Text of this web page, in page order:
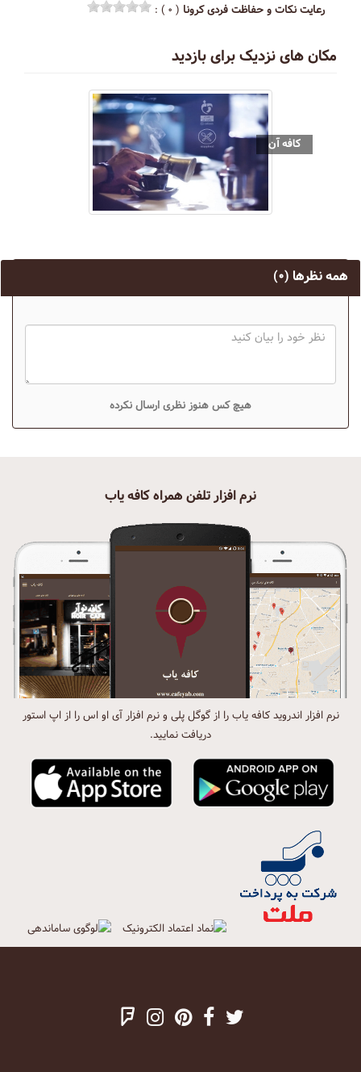
رعایت نکات و حفاظت فردی کرونا ( ۰ ) :
مکان های نزدیک برای بازدید
کافه آن
همه نظرها (۰)
هیچ کس هنوز نظری ارسال نکرده
نرم افزار تلفن همراه کافه یاب
نرم افزار اندروید کافه یاب را از گوگل پلی و نرم افزار آی او اس را از اپ استور
دریافت نمایید.